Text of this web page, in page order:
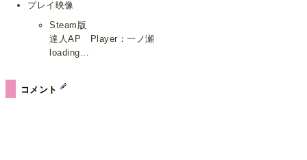
プレイ映像
Steam版
達人AP Player：一ノ瀬
loading...
コメント